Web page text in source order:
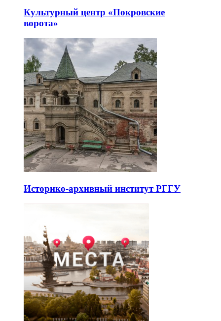
Культурный центр «Покровские
ворота»
Историко-архивный институт РГГУ